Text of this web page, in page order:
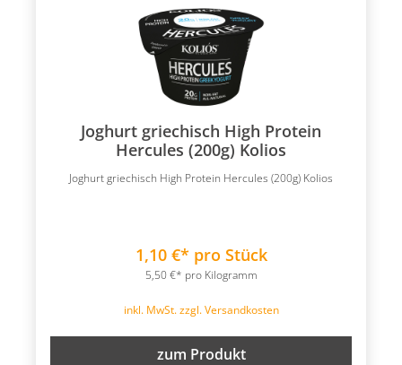
Joghurt griechisch High Protein
Hercules (200g) Kolios
Joghurt griechisch High Protein Hercules (200g) Kolios
1,10 €* pro Stück
5,50 €* pro Kilogramm
inkl. MwSt. zzgl. Versandkosten
zum Produkt